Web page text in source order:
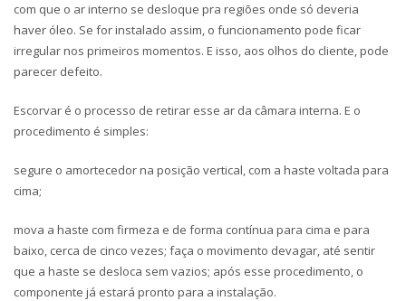
com que o ar interno se desloque pra regiões onde só deveria
haver óleo. Se for instalado assim, o funcionamento pode ficar
irregular nos primeiros momentos. E isso, aos olhos do cliente, pode
parecer defeito.
Escorvar é o processo de retirar esse ar da câmara interna. E o
procedimento é simples:
segure o amortecedor na posição vertical, com a haste voltada para
cima;
mova a haste com firmeza e de forma contínua para cima e para
baixo, cerca de cinco vezes; faça o movimento devagar, até sentir
que a haste se desloca sem vazios; após esse procedimento, o
componente já estará pronto para a instalação.